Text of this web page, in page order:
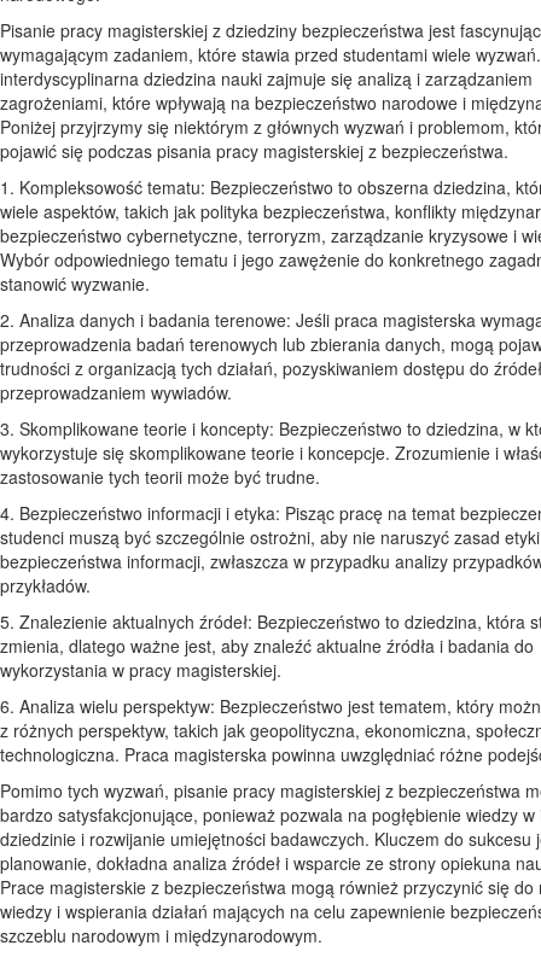
Pisanie pracy magisterskiej z dziedziny bezpieczeństwa jest
wymagającym zadaniem, które stawia przed studentami wiele
interdyscyplinarna dziedzina nauki zajmuje się analizą i zarządzaniem
zagrożeniami, które wpływają na bezpieczeństwo narodowe i
Poniżej przyjrzymy się niektórym z głównych wyzwań i problemom,
pojawić się podczas pisania pracy magisterskiej z bezpieczeństwa.
1. Kompleksowość tematu: Bezpieczeństwo to obszerna dziedzina,
wiele aspektów, takich jak polityka bezpieczeństwa, konflikty
bezpieczeństwo cybernetyczne, terroryzm, zarządzanie kryzysowe i
Wybór odpowiedniego tematu i jego zawężenie do konkretnego
stanowić wyzwanie.
2. Analiza danych i badania terenowe: Jeśli praca magisterska
przeprowadzenia badań terenowych lub zbierania danych, mogą
trudności z organizacją tych działań, pozyskiwaniem dostępu do
przeprowadzaniem wywiadów.
3. Skomplikowane teorie i koncepty: Bezpieczeństwo to dziedzina, w
wykorzystuje się skomplikowane teorie i koncepcje. Zrozumienie i
zastosowanie tych teorii może być trudne.
4. Bezpieczeństwo informacji i etyka: Pisząc pracę na temat
studenci muszą być szczególnie ostrożni, aby nie naruszyć zasad
bezpieczeństwa informacji, zwłaszcza w przypadku analizy
przykładów.
5. Znalezienie aktualnych źródeł: Bezpieczeństwo to dziedzina, która
zmienia, dlatego ważne jest, aby znaleźć aktualne źródła i badania do
wykorzystania w pracy magisterskiej.
6. Analiza wielu perspektyw: Bezpieczeństwo jest tematem, który
z różnych perspektyw, takich jak geopolityczna, ekonomiczna,
technologiczna. Praca magisterska powinna uwzględniać różne
Pomimo tych wyzwań, pisanie pracy magisterskiej z bezpieczeństwa
bardzo satysfakcjonujące, ponieważ pozwala na pogłębienie wiedzy w
dziedzinie i rozwijanie umiejętności badawczych. Kluczem do sukcesu
planowanie, dokładna analiza źródeł i wsparcie ze strony opiekuna
Prace magisterskie z bezpieczeństwa mogą również przyczynić się do
wiedzy i wspierania działań mających na celu zapewnienie
szczeblu narodowym i międzynarodowym.